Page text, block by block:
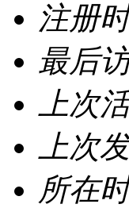
注册
最后
上次
上次
所在